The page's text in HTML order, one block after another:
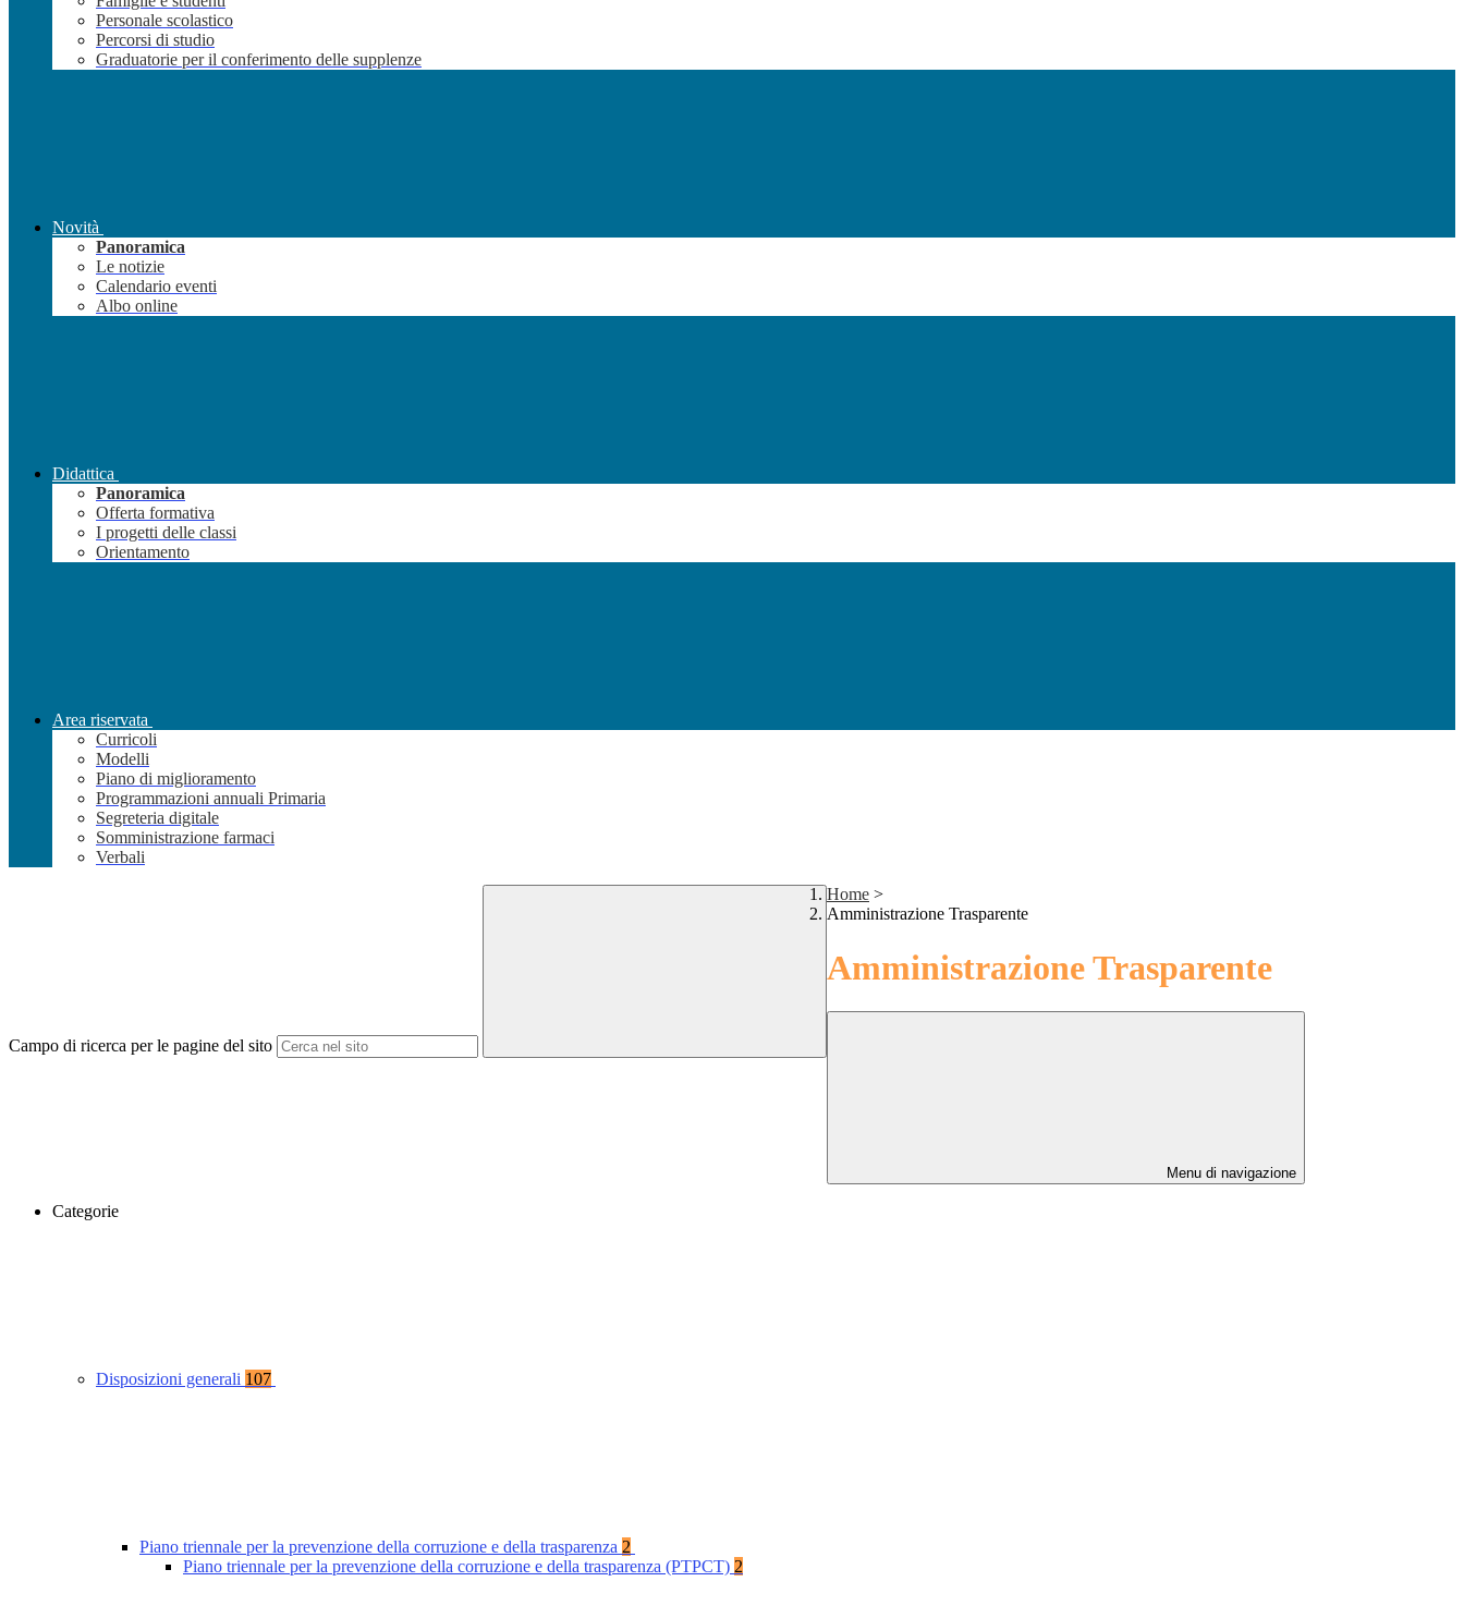
Personale scolastico
Percorsi di studio
Graduatorie per il conferimento delle supplenze
Novità
Panoramica
Le notizie
Calendario eventi
Albo online
Didattica
Panoramica
Offerta formativa
I progetti delle classi
Orientamento
Area riservata
Curricoli
Modelli
Piano di miglioramento
Programmazioni annuali Primaria
Segreteria digitale
Somministrazione farmaci
Verbali
Campo di ricerca per le pagine del sito
Home >
Amministrazione Trasparente
Amministrazione Trasparente
Menu di navigazione
Categorie
Disposizioni generali 107
Piano triennale per la prevenzione della corruzione e della trasparenza 2
Piano triennale per la prevenzione della corruzione e della trasparenza (PTPCT) 2